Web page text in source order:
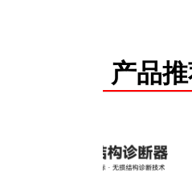
产品